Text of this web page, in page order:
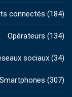
connectés (184)
Opérateurs (134)
sociaux (34)
Smartphones (307)